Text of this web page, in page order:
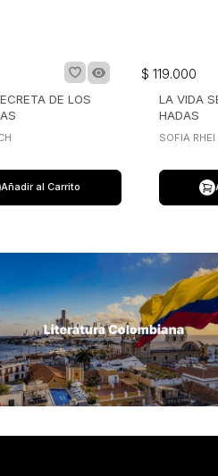
DE LOS
Añadir al Carrito
000
LA VIDA
HADAS
SOFIA RHEI